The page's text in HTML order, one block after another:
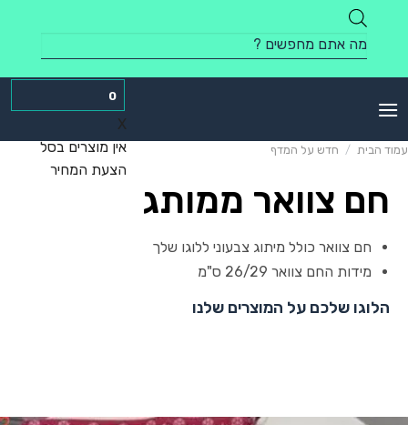
content
Products
search
0
X
אין מוצרים בסל
הצעת המחיר
עמוד הבית / חדש על המדף
חם צוואר ממותג
חם צוואר כולל מיתוג צבעוני ללוגו שלך
מידות החם צוואר 26/29 ס"מ
הלוגו שלכם על המוצרים שלנו